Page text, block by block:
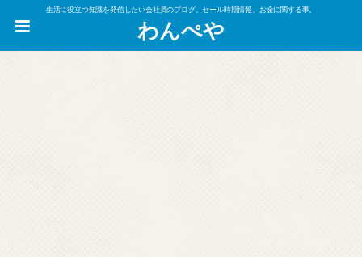
生活に役立つ知識を発信したい会社員のブログ。セール時期情報、お金に関する事。
わんぺや